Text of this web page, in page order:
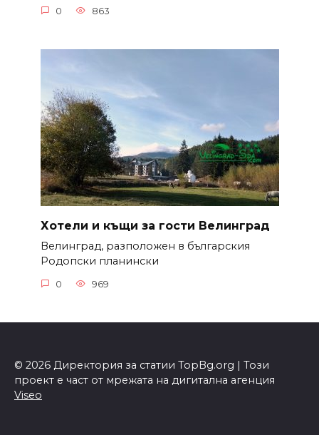
0 863
Хотели и къщи за гости Велинград
Велинград, разположен в българския
Родопски планински
0 969
© 2026 Директория за статии TopBg.org | Този
проект е част от мрежата на дигитална агенция
Viseo